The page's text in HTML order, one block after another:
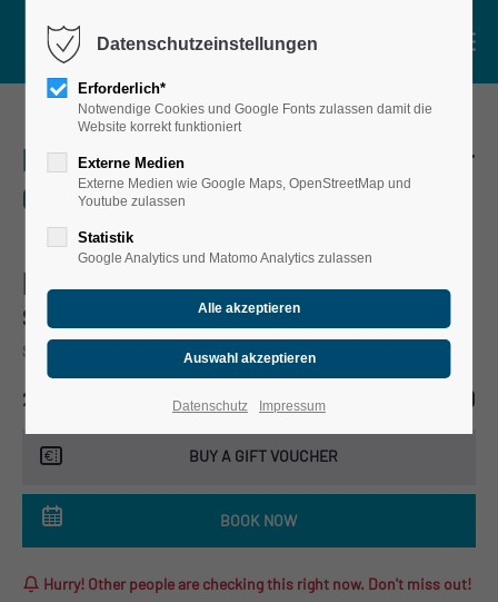
KANUTOUR ''KARL-HEINE-KANAL'' im 4er
Canadier
Public Karl Heine Canal Tour (in a four
seater canoe)
SCHREBERSTRASSE 20, 04109 LEIPZIG, DEUTSCHLAND
€29.00
2 HOURS
BUY A GIFT VOUCHER
BOOK NOW
Hurry! Other people are checking this right now. Don't miss out!
Datenschutzeinstellungen
Erforderlich*
Notwendige Cookies und Google Fonts zulassen damit die
Website korrekt funktioniert
Externe Medien
Externe Medien wie Google Maps, OpenStreetMap und
Youtube zulassen
Statistik
Google Analytics und Matomo Analytics zulassen
Datenschutz Impressum
Motorboot
Touren
Kanu-Touren mit Guide
Exklusive Gruppen-Touren
Gruppenangebote
DOCK 20
Über Uns
Shop